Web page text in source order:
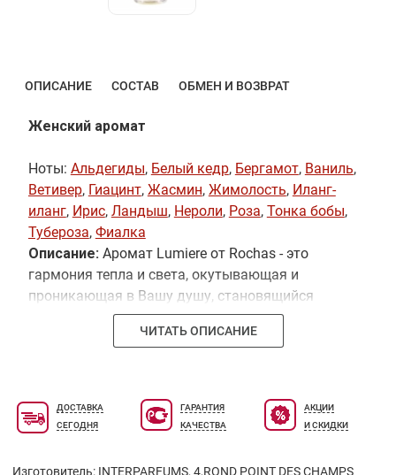
ОПИСАНИЕ СОСТАВ ОБМЕН И ВОЗВРАТ
Женский аромат
Ноты: Альдегиды, Белый кедр, Бергамот, Ваниль,
Ветивер, Гиацинт, Жасмин, Жимолость, Иланг-
иланг, Ирис, Ландыш, Нероли, Роза, Тонка бобы,
Тубероза, Фиалка
Описание:Аромат Lumiere от Rochas - это
гармония тепла и света, окутывающая и
проникающая в Вашу душу, становящийся
частью Вас, лучом солнца, вселяющим жизнь и
заставляющим кожу светиться изнутри. Свежие
"сердце" аромата Вас окутают нежные лепестки
розы и цветы абрикосового дерева. В шлейфе
дерева, белого мускуса и ванили.
ЧИТАТЬ ОПИСАНИЕ
ДОСТАВКА
СЕГОДНЯ
ГАРАНТИЯ
КАЧЕСТВА
АКЦИИ
И СКИДКИ
Изготовитель: INTERPARFUMS, 4,ROND POINT DES CHAMPS